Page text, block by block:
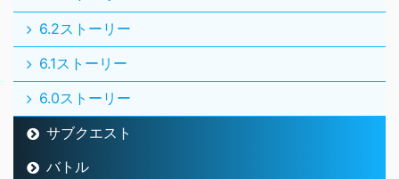
6.2ストーリー
6.1ストーリー
6.0ストーリー
サブクエスト
バトル